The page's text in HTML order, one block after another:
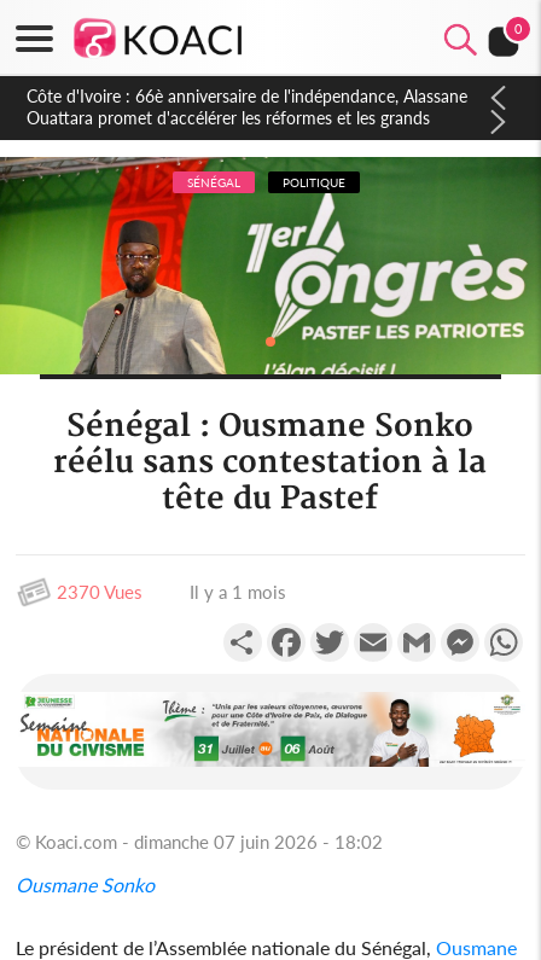
0
Côte d'Ivoire : À Abidjan, Amadou Oury Bah admire le modèle
ivoirien et veut s'en inspirer pour accélérer le développement
de la Guinée
SÉNÉGAL POLITIQUE
Sénégal : Ousmane Sonko
réélu sans contestation à la
tête du Pastef
2370 Vues Il y a 1 mois
PartagerFacebookTwitterEmail Gmail
© Koaci.com - dimanche 07 juin 2026 - 18:02
Ousmane Sonko
Le président de l’Assemblée nationale du Sénégal,Ousmane